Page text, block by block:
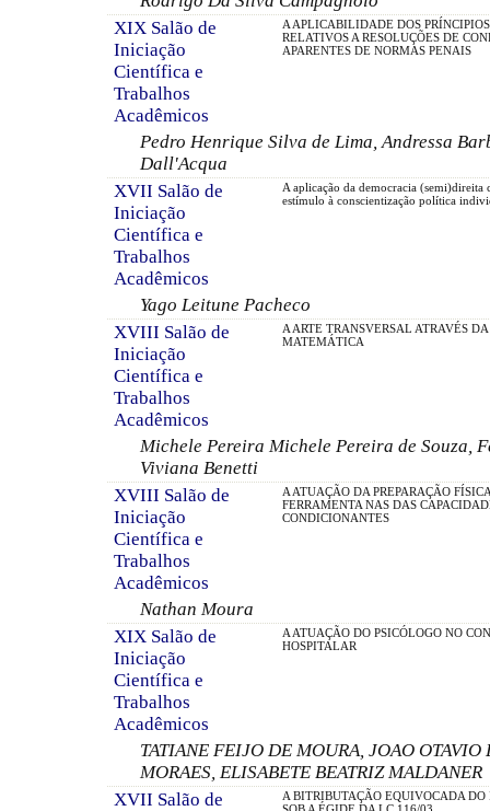
XIX Salão de
Iniciação
Científica e
Trabalhos
Acadêmicos
A APLICABILIDADE DOS PRÍNCIPIOS
RELATIVOS A RESOLUÇÕES DE
APARENTES DE NORMAS PENAIS
Pedro Henrique Silva de Lima, Andressa
Dall'Acqua
XVII Salão de
Iniciação
Científica e
Trabalhos
Acadêmicos
A aplicação da democracia (semi)direita
estímulo à conscientização política
Yago Leitune Pacheco
XVIII Salão de
Iniciação
Científica e
Trabalhos
Acadêmicos
A ARTE TRANSVERSAL ATRAVÉS DA
MATEMÁTICA
Michele Pereira Michele Pereira de Souza,
Viviana Benetti
XVIII Salão de
Iniciação
Científica e
Trabalhos
Acadêmicos
A ATUAÇÃO DA PREPARAÇÃO
FERRAMENTA NAS DAS
CONDICIONANTES
Nathan Moura
XIX Salão de
Iniciação
Científica e
Trabalhos
Acadêmicos
A ATUAÇÃO DO PSICÓLOGO NO
HOSPITALAR
TATIANE FEIJO DE MOURA, JOAO OTAVIO
MORAES, ELISABETE BEATRIZ MALDANER
XVII Salão de
A BITRIBUTAÇÃO EQUIVOCADA DO
SOB A ÉGIDE DA LC 116/03